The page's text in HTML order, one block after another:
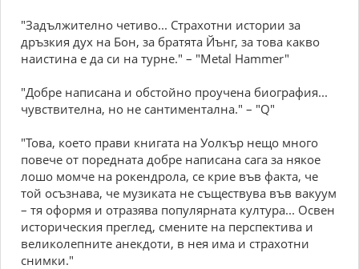
"Задължително четиво... Страхотни истории за
дръзкия дух на Бон, за братята Йънг, за това какво
наистина е да си на турне." – "Metal Hammer"
"Добре написана и обстойно проучена биография...
чувствителна, но не сантиментална." – "Q"
"Това, което прави книгата на Уолкър нещо много
повече от поредната добре написана сага за някое
лошо момче на рокендрола, се крие във факта, че
той осъзнава, че музиката не съществува във вакуум
– тя оформя и отразява популярната култура... Освен
историческия преглед, смените на перспектива и
великолепните анекдоти, в нея има и страхотни
снимки."